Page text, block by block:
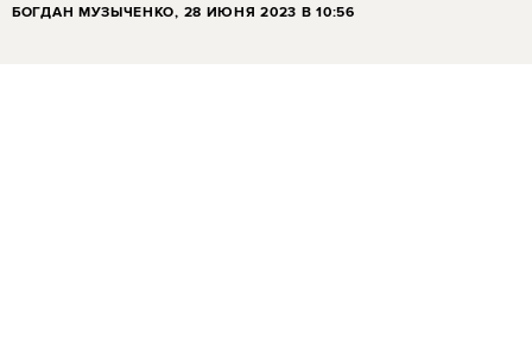
БОГДАН МУЗЫЧЕНКО, 28 ИЮНЯ 2023 В 10:56